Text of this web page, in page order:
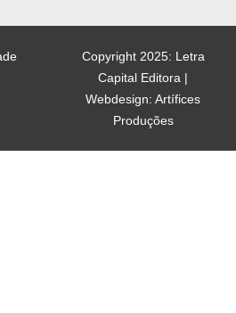
Copyright 2025: Letra
Capital Editora |
Webdesign: Artífices
Produções